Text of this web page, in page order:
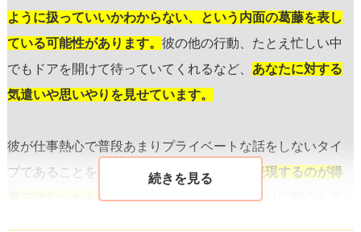
ように扱っていいかわからない、という内面の葛藤を表し
ている可能性があります。 彼の他の行動、たとえ忙しい中
でもドアを開けて待っていてくれるなど、 あなたに対する
気遣いや思いやりを見せています。
彼が仕事熱心で普段あまりプライベートな話をしないタイ
プであることを鑑みると、感情を直接的に表現するのが得
意ではないかもしれません。そのため、彼なりに関心を示